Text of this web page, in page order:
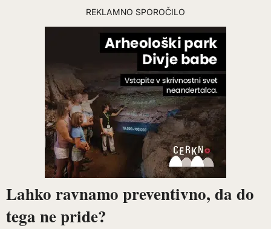
REKLAMNO SPOROČILO
Lahko ravnamo preventivno, da do
tega ne pride?